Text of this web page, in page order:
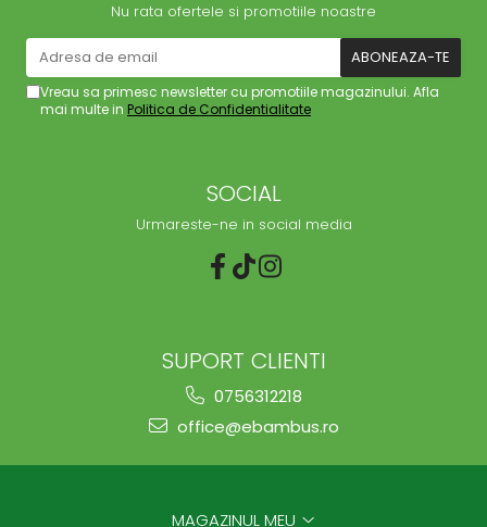
Nu rata ofertele si promotiile noastre
Vreau sa primesc newsletter cu promotiile magazinului. Afla
mai multe in Politica de Confidentialitate
SOCIAL
Urmareste-ne in social media
SUPORT CLIENTI
0756312218
office@ebambus.ro
MAGAZINUL MEU